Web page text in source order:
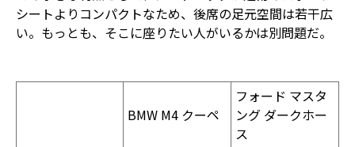
シートよりコンパクトなため、後席の足元空間は若干広
い。もっとも、そこに座りたい人がいるかは別問題だ。
BMW M4 クーペ
フォード マスタ
ング ダークホー
ス